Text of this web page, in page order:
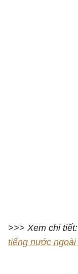
>>> Xem chi tiết:
tiếng nước